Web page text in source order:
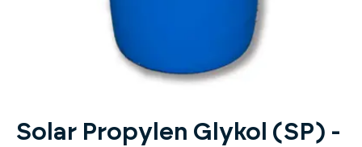
Solar Propylen Glykol (SP) -